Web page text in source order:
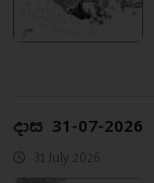
දාස 31-07-2026
31 July 2026